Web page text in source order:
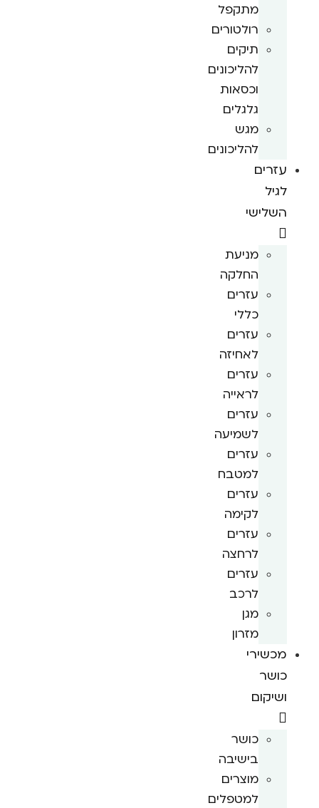
מתקפל
רולטורים
תיקים
להליכונים
וכסאות
גלגלים
מגש
להליכונים
עזרים
לגיל
השלישי
מניעת
החלקה
עזרים
כללי
עזרים
לאחיזה
עזרים
לראייה
עזרים
לשמיעה
עזרים
למטבח
עזרים
לקימה
עזרים
לרחצה
עזרים
לרכב
מגן
מזרון
מכשירי
כושר
ושיקום
כושר
בישיבה
מוצרים
למטפלים